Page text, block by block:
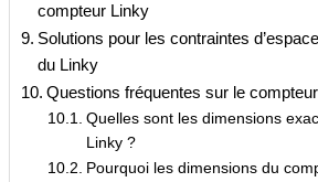
compteur Linky
Solutions pour les contraintes
du Linky
Questions fréquentes sur le
Quelles sont les dimensions
Linky ?
Pourquoi les dimensions du